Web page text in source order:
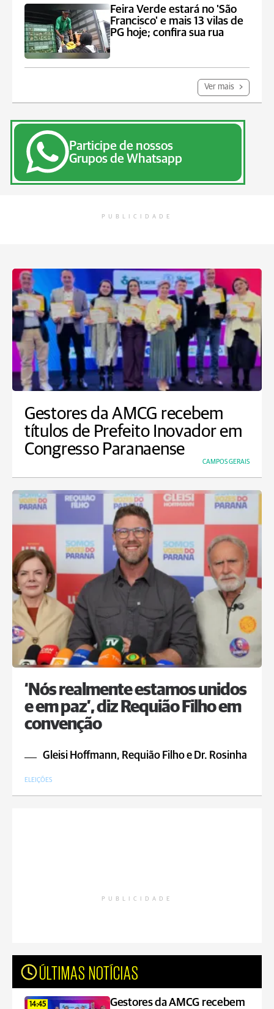
Feira Verde estará no 'São
Francisco' e mais 13 vilas de
PG hoje; confira sua rua
Ver mais
Participe de nossos
Grupos de Whatsapp
PUBLICIDADE
Gestores da AMCG recebem
títulos de Prefeito Inovador em
Congresso Paranaense
CAMPOS GERAIS
‘Nós realmente estamos unidos
e em paz’, diz Requião Filho em
convenção
Gleisi Hoffmann, Requião Filho e Dr. Rosinha
ELEIÇÕES
PUBLICIDADE
ÚLTIMAS NOTÍCIAS
14:45
Gestores da AMCG recebem